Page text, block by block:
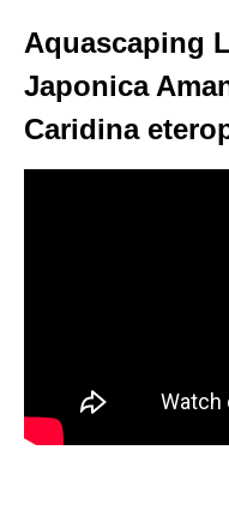
Aquascaping
Japonica
Caridina